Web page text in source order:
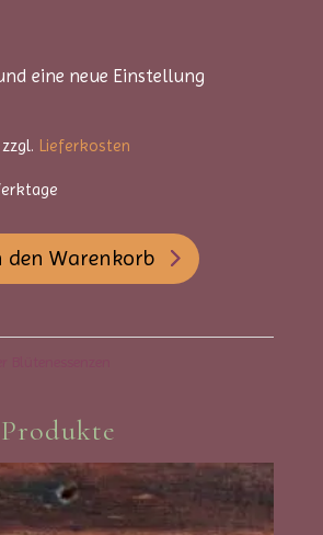
eine neue Einstellung
zzgl. Lieferkosten
den Warenkorb
A
a